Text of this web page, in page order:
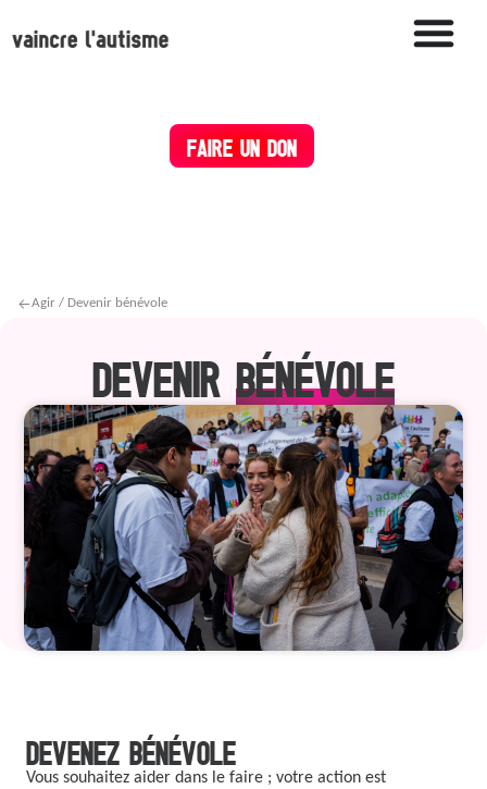
FAIRE UN DON
Agir / Devenir bénévole
DEVENIR BÉNÉVOLE
DEVENEZ BÉNÉVOLE
Vous souhaitez aider dans le faire ; votre action est